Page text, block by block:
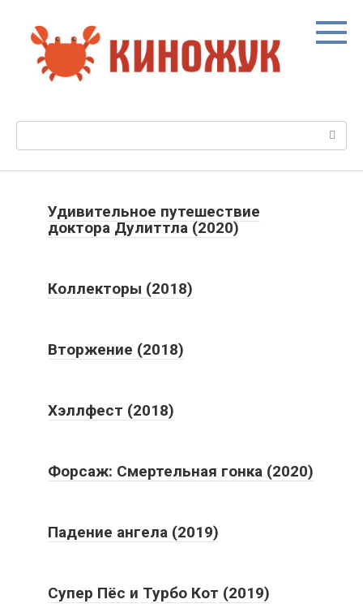
контенту
Удивительное путешествие
доктора Дулиттла (2020)
Коллекторы (2018)
Вторжение (2018)
Хэллфест (2018)
Форсаж: Смертельная гонка (2020)
Падение ангела (2019)
Супер Пёс и Турбо Кот (2019)